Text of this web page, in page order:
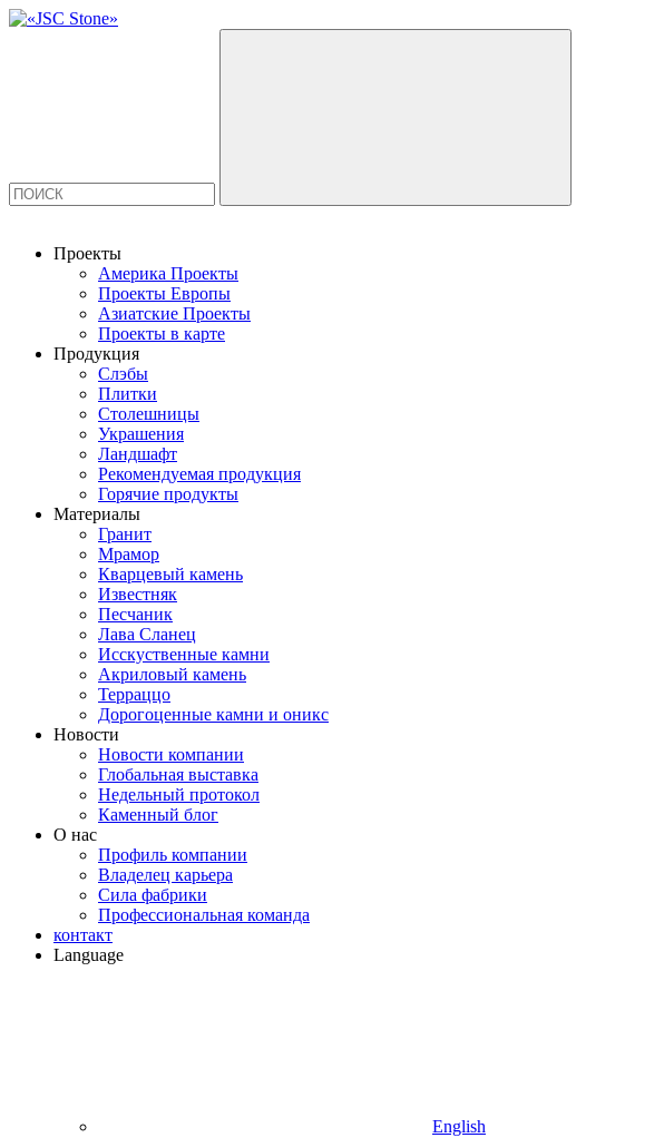
Проекты
Америка Проекты
Проекты Европы
Азиатские Проекты
Проекты в карте
Продукция
Слэбы
Плитки
Столешницы
Украшения
Ландшафт
Рекомендуемая продукция
Горячие продукты
Материалы
Гранит
Мрамор
Кварцевый камень
Известняк
Песчаник
Лава Сланец
Исскуственные камни
Акриловый камень
Терраццо
Дорогоценные камни и оникс
Новости
Новости компании
Глобальная выставка
Недельный протокол
Каменный блог
О нас
Профиль компании
Владелец карьера
Сила фабрики
Профессиональная команда
контакт
Language
English